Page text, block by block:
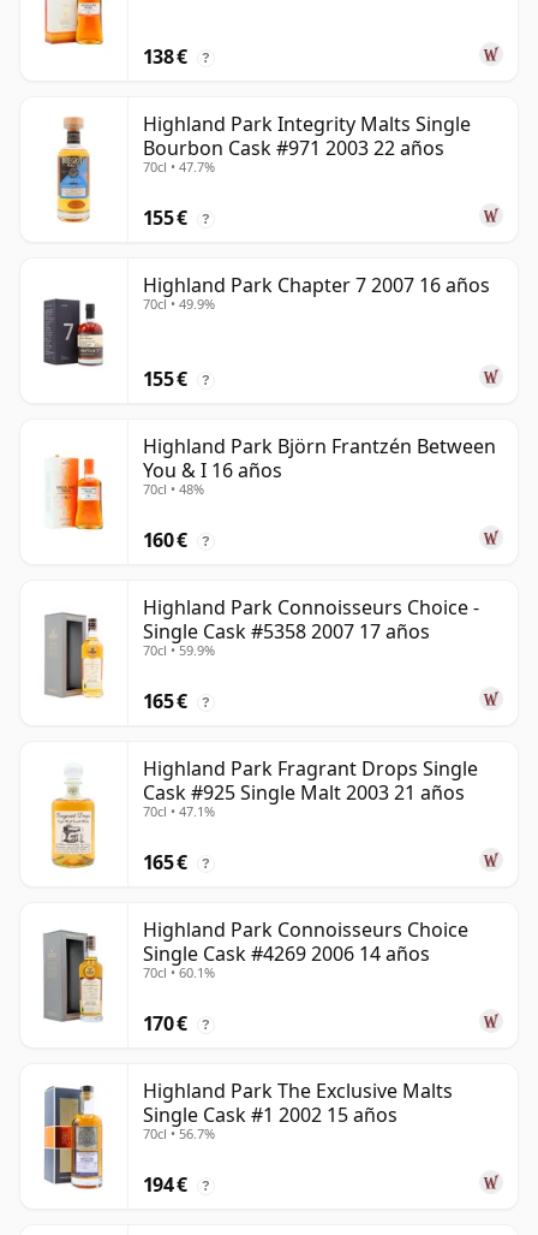
138 € ?
Highland Park Integrity Malts Single
Bourbon Cask #971 2003 22 años
70cl • 47.7%
155 € ?
Highland Park Chapter 7 2007 16 años
70cl • 49.9%
155 € ?
Highland Park Björn Frantzén Between
You & I 16 años
70cl • 48%
160 € ?
Highland Park Connoisseurs Choice -
Single Cask #5358 2007 17 años
70cl • 59.9%
165 € ?
Highland Park Fragrant Drops Single
Cask #925 Single Malt 2003 21 años
70cl • 47.1%
165 € ?
Highland Park Connoisseurs Choice
Single Cask #4269 2006 14 años
70cl • 60.1%
170 € ?
Highland Park The Exclusive Malts
Single Cask #1 2002 15 años
70cl • 56.7%
194 € ?